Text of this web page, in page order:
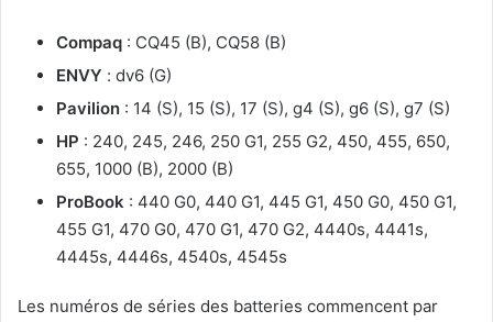
Compaq : CQ45 (B), CQ58 (B)
ENVY : dv6 (G)
Pavilion : 14 (S), 15 (S), 17 (S), g4 (S), g6 (S), g7 (S)
HP : 240, 245, 246, 250 G1, 255 G2, 450, 455, 650,
655, 1000 (B), 2000 (B)
ProBook : 440 G0, 440 G1, 445 G1, 450 G0, 450 G1,
455 G1, 470 G0, 470 G1, 470 G2, 4440s, 4441s,
4445s, 4446s, 4540s, 4545s
Les numéros de séries des batteries commencent par